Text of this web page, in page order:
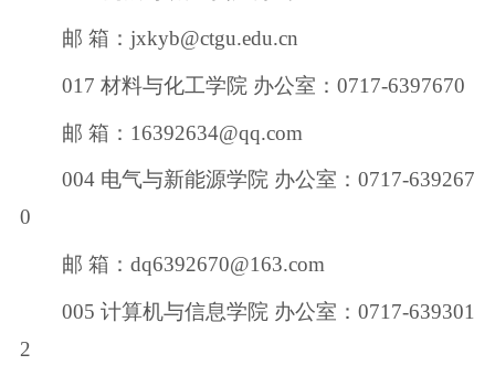
邮 箱：jxkyb@ctgu.edu.cn
017 材料与化工学院 办公室：0717-6397670
邮 箱：16392634@qq.com
004 电气与新能源学院 办公室：0717-639267
0
邮 箱：dq6392670@163.com
005 计算机与信息学院 办公室：0717-639301
2